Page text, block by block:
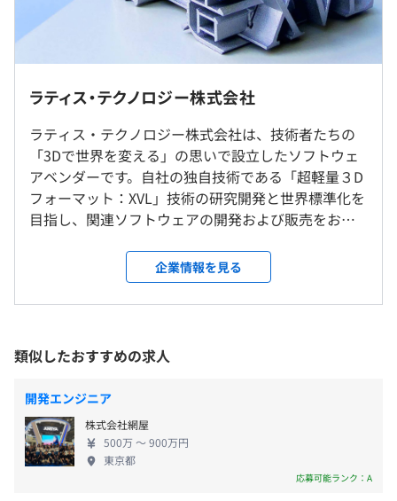
Language) は、XML (eXtensible Markup Language) をベ
ースとした超軽量 3D 表現として、ラティスが提唱する表
現形式です。XVL を用いることで、3D CAD などで生成さ
す。
また、メモリが少ない環境で巨大な 3D データを高速表示
する技術の実装により、ネットワーク環境での 3D データ
共有に最適な形式です。
現在、干渉チェック機能を搭載した DMU や 3D ビジュア
ル作業指示書を作成するソリューションが市場で高く評価
されています。当社の XVL は世界中の自動車産業、航空
製造業の大手では、3D CADの普及により蓄積された 3Dデ
ケースが増加し、国内外で急速に普及が進んでいます。
【導入実績】
〜XVL製品を導入いただいている主な企業（一例）〜
■原則出社（週2日までリモートワーク可）
自宅でコツコツ取り組みつつ、出社時には仲間と雑談して
新たなアイデアに挑戦できます！
※転勤はありません。
就業場所の変更範囲
＜雇入時＞
東京本社、および自宅
会社の定める場所（テレワークを行う場所を含む）
各線「飯田橋駅」より徒歩7分
（※想定年収は年収提示額を保証するものではありません）
■フレックスタイム制（標準労働時間：8時間）
コアタイム／11：00〜15：00
フレキシブルタイム／7：00〜22：00
休憩時間：休憩60分 ※昼食時間は業務の都合により各々
の自主性に任せています
■完全週休2日制（土・日）
■祝日
■年末年始休暇
■夏季休暇（5日間）
ラティス・テクノロジー株式会社
ラティス・テクノロジー株式会社は、技術者たちの
「3Dで世界を変える」の思いで設立したソフトウェ
アベンダーです。自社の独自技術である「超軽量３D
フォーマット：XVL」技術の研究開発と世界標準化を
目指し、関連ソフトウェアの開発および販売をおこ
り、「日本のものづくり企業の根幹を担う3D」とし
て確固たる地位を築き始めています。高精度・高性能
を求められる製造業をはじめとするお客さまに認め
まだ3Dのチカラが充分に活用され尽くしているとは
考えていません。AR・VR・MRといった拡張現実との
融合や、AIなどを組み合わせることにより、さらなる
技術進化と社会貢献につながると確信しています。私
たちはこれからも25年間で積み重ねられたことを発
展させ、進化し続けてゆくことを目指しています。
世界にはばたくソフトウェアを開発／販売したい、
企業情報を見る
類似したおすすめの求人
開発エンジニア
株式会社網屋
500万 〜 900万円
東京都
応募可能ランク：A